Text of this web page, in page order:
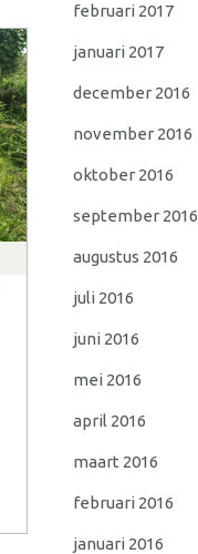
februari 2017
januari 2017
december 2016
november 2016
oktober 2016
september 2016
augustus 2016
juli 2016
juni 2016
mei 2016
april 2016
maart 2016
februari 2016
januari 2016